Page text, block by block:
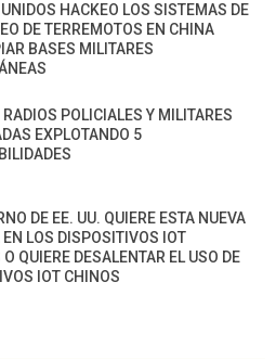
HACKEO LOS SISTEMAS DE
DE TERREMOTOS EN CHINA
BASES MILITARES
RADIOS POLICIALES Y MILITARES
EXPLOTANDO 5
DE EE. UU. QUIERE ESTA NUEVA
EN LOS DISPOSITIVOS IOT
QUIERE DESALENTAR EL USO DE
IOT CHINOS